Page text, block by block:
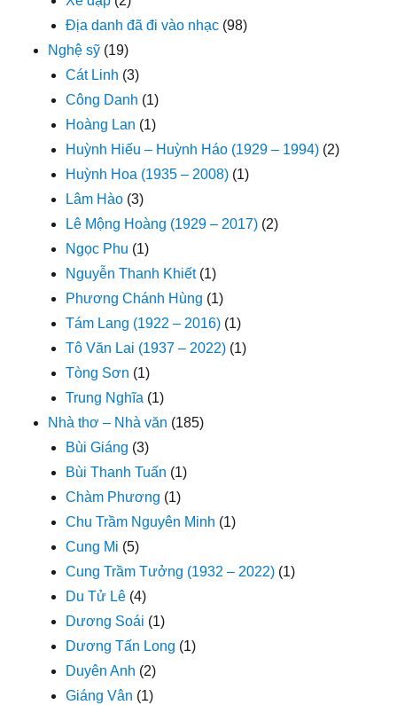
Địa danh đã đi vào nhạc (98)
Nghệ sỹ (19)
Cát Linh (3)
Công Danh (1)
Hoàng Lan (1)
Huỳnh Hiếu – Huỳnh Háo (1929 – 1994) (2)
Huỳnh Hoa (1935 – 2008) (1)
Lâm Hào (3)
Lê Mộng Hoàng (1929 – 2017) (2)
Ngọc Phu (1)
Nguyễn Thanh Khiết(1)
Phương Chánh Hùng (1)
Tám Lang (1922 – 2016) (1)
Tô Văn Lai (1937 – 2022) (1)
Tòng Sơn (1)
Trung Nghĩa (1)
Nhà thơ – Nhà văn (185)
Bùi Giáng (3)
Bùi Thanh Tuấn (1)
Chàm Phương (1)
Chu Trầm Nguyên Minh (1)
Cung Mi (5)
Cung Trầm Tưởng (1932 – 2022) (1)
Du Tử Lê (4)
Dương Soái (1)
Dương Tấn Long (1)
Duyên Anh (2)
Giáng Vân (1)